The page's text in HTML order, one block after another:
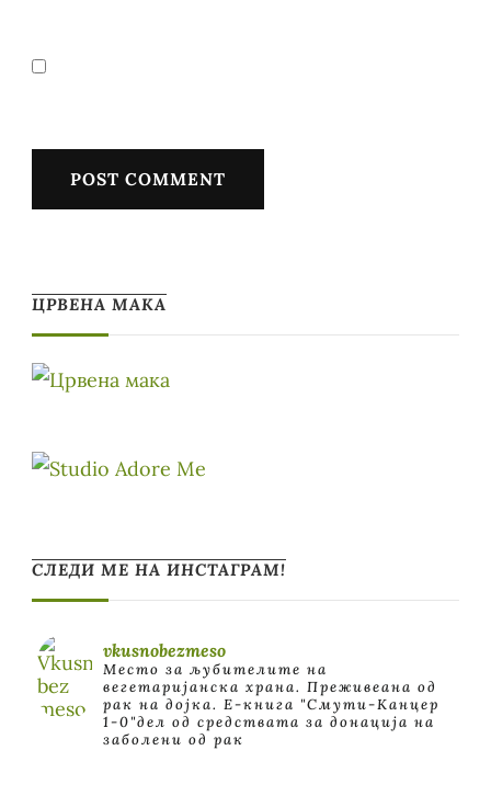
ЦРВЕНА МАКА
СЛЕДИ МЕ НА ИНСТАГРАМ!
vkusnobezmeso
Место за љубителите на
вегетаријанска храна. Преживеана од
рак на дојка. E-книга "Смути-Канцер
1-0"дел од средствата за донација на
заболени од рак